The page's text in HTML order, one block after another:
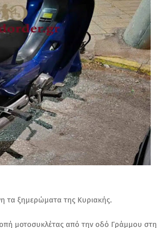
τα ξημερώματα της Κυριακής.
μοτοσυκλέτας από την οδό Γράμμου στη